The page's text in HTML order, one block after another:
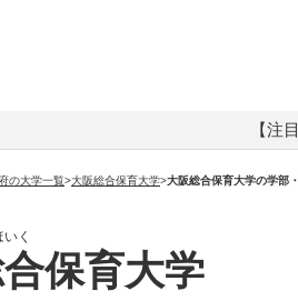
【注
の大学一覧>大阪総合保育大学>大阪総合保育大学の学部
く
保育大学